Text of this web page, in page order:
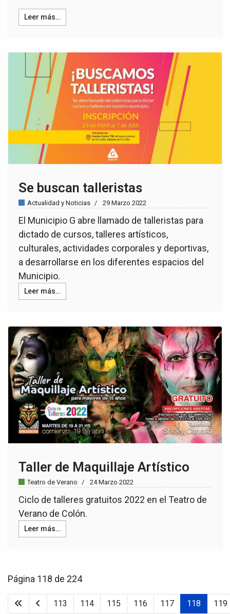
Leer más…
Se buscan talleristas
Actualidad y Noticias 29 Marzo 2022
El Municipio G abre llamado de talleristas para
dictado de cursos, talleres artísticos,
culturales, actividades corporales y deportivas,
a desarrollarse en los diferentes espacios del
Municipio.
Leer más…
Taller de Maquillaje Artístico
Teatro de Verano 24 Marzo 2022
Ciclo de talleres gratuitos 2022 en el Teatro de
Verano de Colón.
Leer más…
Página 118 de 224
113 114 115 116 117 118 119